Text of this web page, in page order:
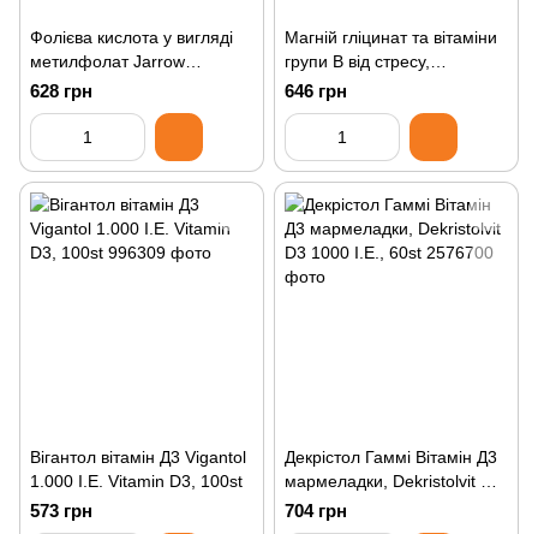
Фолієва кислота у вигляді
метилфолат Jarrow
Formulas, Methyl Folate,
60st
628 грн
Магній гліцинат та вітаміни
групи B від стресу,
KALStress B Mag Glycinate,
60st
646 грн
Вігантол вітамін Д3 Vigantol
1.000 I.E. Vitamin D3, 100st
573 грн
Декрістол Гаммі Вітамін Д3
мармеладки, Dekristolvit D3
1000 I.Е., 60st
704 грн